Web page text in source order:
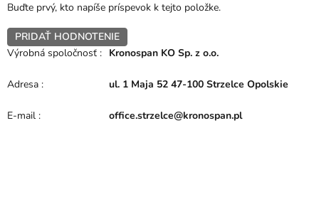
Buďte prvý, kto napíše príspevok k tejto položke.
PRIDAŤ HODNOTENIE
Výrobná spoločnosť : Kronospan KO Sp. z o.o.
Adresa : ul. 1 Maja 52 47-100 Strzelce Opolskie
E-mail : office.strzelce@kronospan.pl